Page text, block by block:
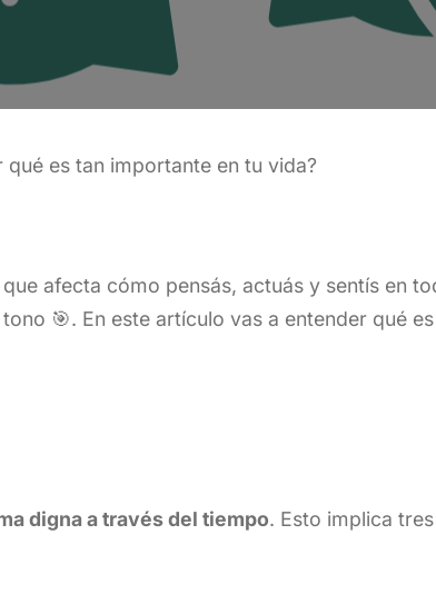
es tan importante en tu vida?
que afecta cómo pensás, actuás y sentís en
🎯. En este artículo vas a entender qué
digna a través del tiempo. Esto implica